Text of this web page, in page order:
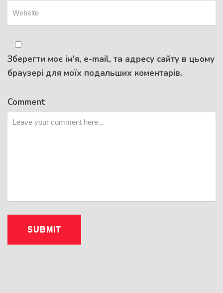
Зберегти моє ім'я, e-mail, та адресу сайту в цьому
браузері для моїх подальших коментарів.
Comment